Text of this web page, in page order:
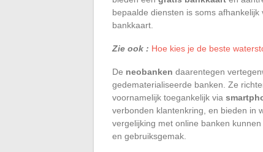
bepaalde diensten is soms
bankkaart.
Zie ook : Hoe kies je de beste
De neobanken daarentegen
gedematerialiseerde banken. Ze
voornamelijk toegankelijk via
verbonden klantenkring, en bieden in
vergelijking met online banken
en gebruiksgemak.